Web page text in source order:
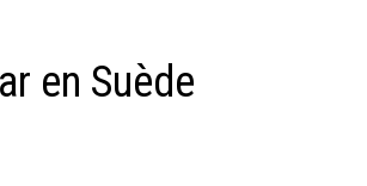
en Suède